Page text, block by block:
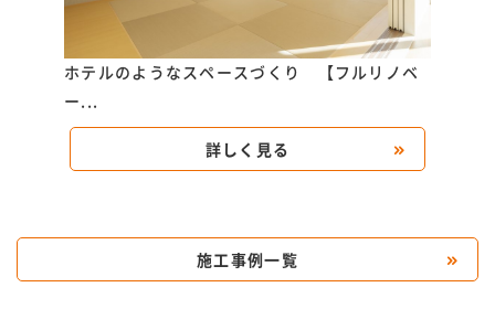
ホテルのようなスペースづくり 【フルリノベ
ー...
詳しく見る
施工事例一覧